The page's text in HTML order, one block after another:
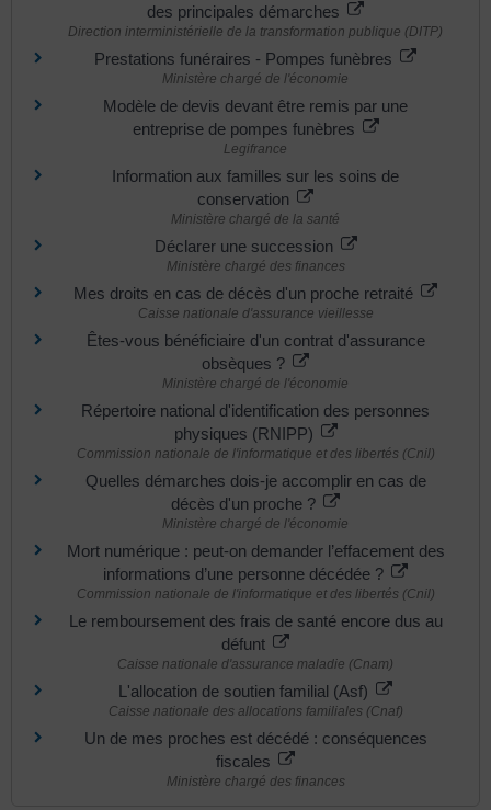
des principales démarches
Direction interministérielle de la transformation publique (DITP)
Prestations funéraires - Pompes funèbres
Ministère chargé de l'économie
Modèle de devis devant être remis par une
entreprise de pompes funèbres
Legifrance
Information aux familles sur les soins de
conservation
Ministère chargé de la santé
Déclarer une succession
Ministère chargé des finances
Mes droits en cas de décès d'un proche retraité
Caisse nationale d'assurance vieillesse
Êtes-vous bénéficiaire d'un contrat d'assurance
obsèques ?
Ministère chargé de l'économie
Répertoire national d'identification des personnes
physiques (RNIPP)
Commission nationale de l'informatique et des libertés (Cnil)
Quelles démarches dois-je accomplir en cas de
décès d'un proche ?
Ministère chargé de l'économie
Mort numérique : peut-on demander l’effacement des
informations d’une personne décédée ?
Commission nationale de l'informatique et des libertés (Cnil)
Le remboursement des frais de santé encore dus au
défunt
Caisse nationale d'assurance maladie (Cnam)
L'allocation de soutien familial (Asf)
Caisse nationale des allocations familiales (Cnaf)
Un de mes proches est décédé : conséquences
fiscales
Ministère chargé des finances